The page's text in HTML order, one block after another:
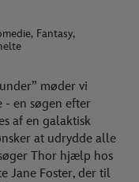
Fantasy,
møder vi
- en søgen efter
af en galaktisk
at udrydde alle
Thor hjælp hos
Jane Foster, der til